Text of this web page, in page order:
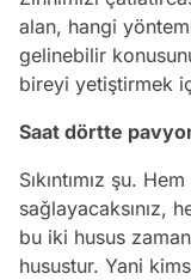
alan, hangi
gelinebilir
bireyi yetiştirmek
Saat dörtte
Sıkıntımız şu.
sağlayacaksınız,
bu iki husus
husustur. Yani